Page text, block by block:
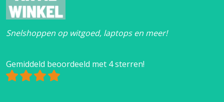
Snelshoppen op witgoed, laptops en meer!
Gemiddeld beoordeeld met 4 sterren!